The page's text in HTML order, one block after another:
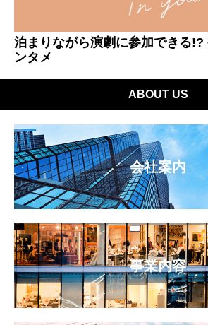
泊まりながら演劇に参加できる!?
ンタメ
ABOUT US
会社案内
事業内容